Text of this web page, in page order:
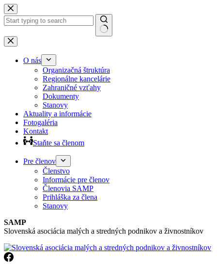
Preskočiť
na
obsah
Žiadne
výsledky
O nás
Organizačná štruktúra
Regionálne kancelárie
Zahraničné vzťahy
Dokumenty
Stanovy
Aktuality a informácie
Fotogaléria
Kontakt
Staňte sa členom
Pre členov
Členstvo
Informácie pre členov
Členovia SAMP
Prihláška za člena
Stanovy
SAMP
Slovenská asociácia malých a stredných podnikov a živnostníkov